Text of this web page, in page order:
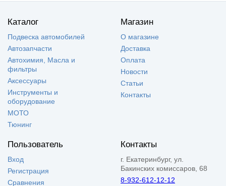
Каталог
Подвеска автомобилей
Автозапчасти
Автохимия, Масла и
фильтры
Аксессуары
Инструменты и
оборудование
МОТО
Тюнинг
Магазин
О магазине
Доставка
Оплата
Новости
Статьи
Контакты
Пользователь
Вход
Регистрация
Сравнения
Контакты
г. Екатеринбург, ул.
Бакинских комиссаров, 68
8-932-612-12-12